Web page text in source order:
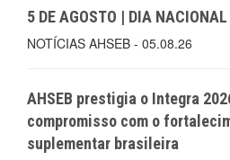
5 DE AGOSTO | DIA
NOTÍCIAS AHSEB - 05.08.26
AHSEB prestigia o Integra
compromisso com o
suplementar brasileira